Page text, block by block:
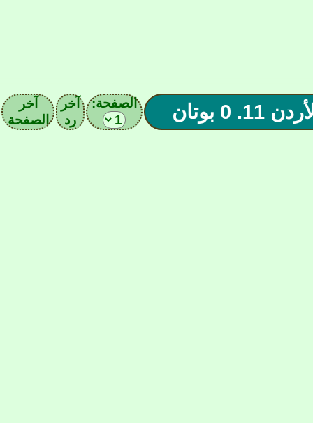
الصفحة:
آخر
رد
آخر
الصفحة